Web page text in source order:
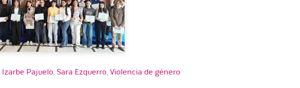
Izarbe Pajuelo, Sara Ezquerro,Violencia de género